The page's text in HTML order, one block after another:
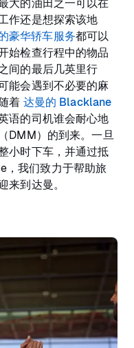
大的油田之一可以在
作还是想探索该地
豪华轿车服务都可以
始检查行程中的物品
间的最后几英里行
能会遇到不必要的麻
着 达曼的 Blacklane
语的司机谁会耐心地
DMM）的到来。一旦
小时下车，并通过抵
，我们致力于帮助旅
来到达曼。